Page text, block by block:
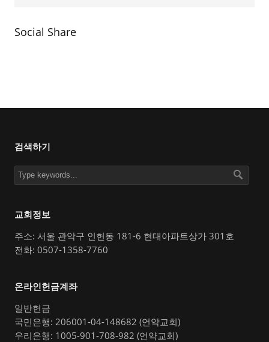
Social Share
검색하기
교회정보
주소: 서울 관악구 인헌동 181-6 현대아파트상가 301호
전화: 0507-1358-7760
온라인헌금계좌
일반헌금
국민은행: 206001-04-148682 (언약교회)
우리은행: 1005-901-708-982 (언약교회)